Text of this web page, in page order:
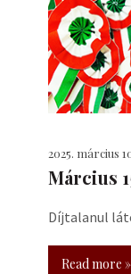
2025. március
Március
Díjtalanul
Read more »